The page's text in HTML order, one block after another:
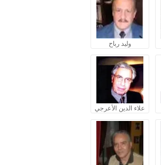
وليد رباح
علاء الدين الأعرجي